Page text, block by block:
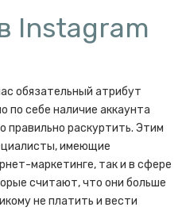
Instagram
обязательный атрибут
по себе наличие аккаунта
правильно раскуртить. Этим
имеющие
маркетинге, так и в сфере
считают, что они больше
не платить и вести